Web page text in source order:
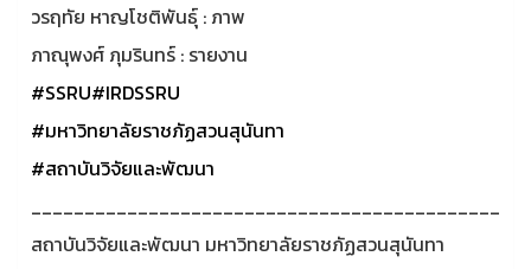
วรฤทัย หาญโชติพันธุ์ : ภาพ
ภาณุพงศ์ ภุมรินทร์ : รายงาน
#SSRU#IRDSSRU
#มหาวิทยาลัยราชภัฏสวนสุนันทา
#สถาบันวิจัยและพัฒนา
____________________________________________
สถาบันวิจัยและพัฒนา มหาวิทยาลัยราชภัฏสวนสุนันทา